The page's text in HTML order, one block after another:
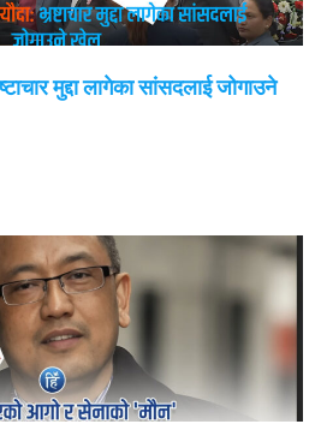
मुद्दा लागेका सांसदलाई जोगाउने